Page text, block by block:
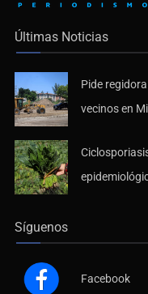
Últimas Noticias
Pide
vecinos en
Síguenos
Facebook